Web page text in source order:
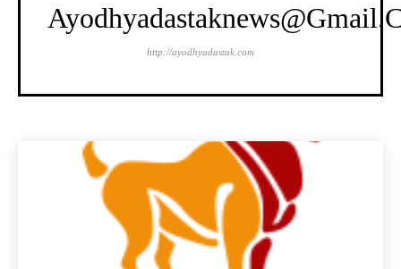
http://ayodhyadastak.com